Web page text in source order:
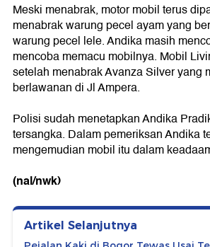
Meski menabrak, motor mobil terus
menabrak warung pecel ayam yang
warung pecel lele. Andika masih
mencoba memacu mobilnya. Mobil
setelah menabrak Avanza Silver yang
berlawanan di Jl Ampera.
Polisi sudah menetapkan Andika
tersangka. Dalam pemeriksan Andika
mengemudian mobil itu dalam
(nal/nwk)
Artikel Selanjutnya